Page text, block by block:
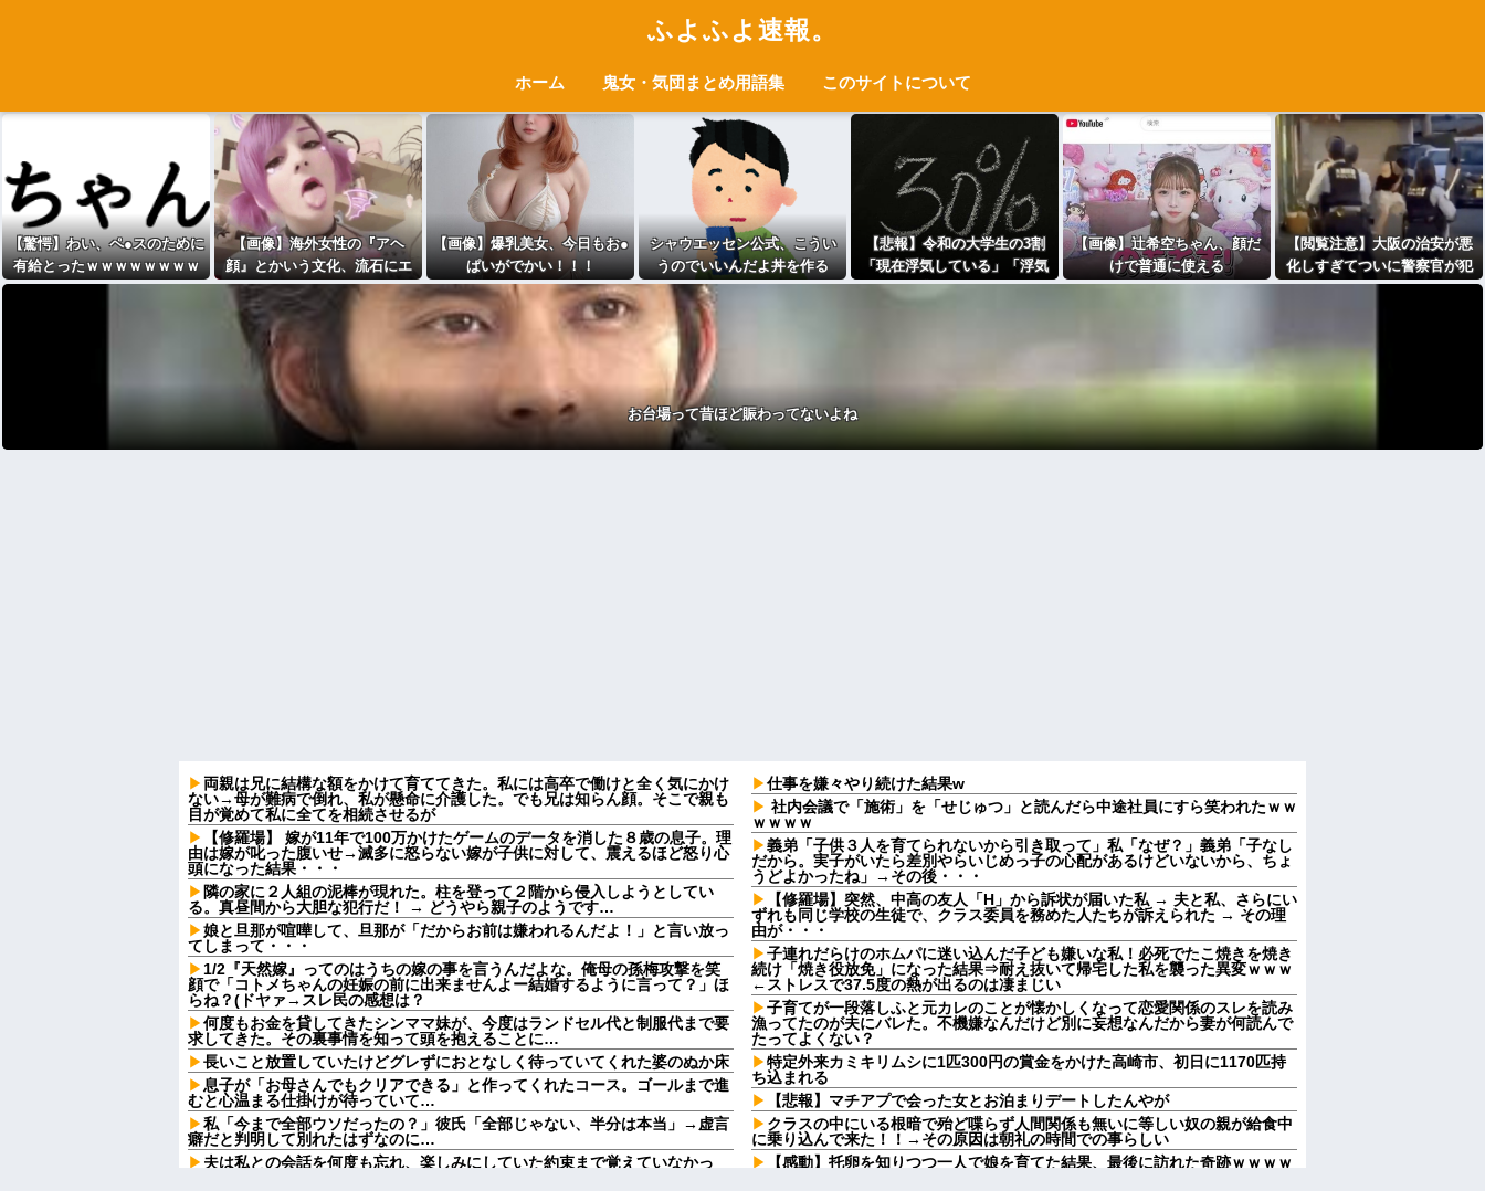
ふよふよ速報。
ホーム 鬼女・気団まとめ用語集 このサイトについて
【驚愕】わい、ペ●スのために
有給とったｗｗｗｗｗｗｗｗ
ｗｗｗwwww
【画像】海外女性の『アヘ
顔』とかいう文化、流石にエ
ッチすぎるｗｗｗwｗｗｗｗｗ
ｗｗｗ
【画像】爆乳美女、今日もお●
ぱいがでかい！！！
シャウエッセン公式、こうい
うのでいいんだよ丼を作る
【悲報】令和の大学生の3割
「現在浮気している」「浮気
は当たり前ｗ」
【画像】辻希空ちゃん、顔だ
けで普通に使える
【閲覧注意】大阪の治安が悪
化しすぎてついに警察官が犯
人を銃殺。いよいよアメリカ
お台場って昔ほど賑わってないよね
両親は兄に結構な額をかけて育ててきた。私には高卒で働けと全く気にかけ
ない→母が難病で倒れ、私が懸命に介護した。でも兄は知らん顔。そこで親も
目が覚めて私に全てを相続させるが
【修羅場】 嫁が11年で100万かけたゲームのデータを消した８歳の息子。理
由は嫁が叱った腹いせ→滅多に怒らない嫁が子供に対して、震えるほど怒り心
頭になった結果・・・
隣の家に２人組の泥棒が現れた。柱を登って２階から侵入しようとしてい
る。真昼間から大胆な犯行だ！ → どうやら親子のようです…
娘と旦那が喧嘩して、旦那が「だからお前は嫌われるんだよ！」と言い放っ
てしまって・・・
1/2『天然嫁』ってのはうちの嫁の事を言うんだよな。俺母の孫梅攻撃を笑
顔で「コトメちゃんの妊娠の前に出来ませんよー結婚するように言って？」ほ
らね？(ドヤァ→スレ民の感想は？
何度もお金を貸してきたシンママ妹が、今度はランドセル代と制服代まで要
求してきた。その裏事情を知って頭を抱えることに…
長いこと放置していたけどグレずにおとなしく待っていてくれた婆のぬか床
息子が「お母さんでもクリアできる」と作ってくれたコース。ゴールまで進
むと心温まる仕掛けが待っていて…
私「今まで全部ウソだったの？」彼氏「全部じゃない、半分は本当」→虚言
癖だと判明して別れたはずなのに…
夫は私との会話を何度も忘れ、楽しみにしていた約束まで覚えていなかっ
仕事を嫌々やり続けた結果w
社内会議で「施術」を「せじゅつ」と読んだら中途社員にすら笑われたｗｗ
ｗｗｗｗ
義弟「子供３人を育てられないから引き取って」私「なぜ？」義弟「子なし
だから。実子がいたら差別やらいじめっ子の心配があるけどいないから、ちょ
うどよかったね」→その後・・・
【修羅場】突然、中高の友人「H」から訴状が届いた私 → 夫と私、さらにい
ずれも同じ学校の生徒で、クラス委員を務めた人たちが訴えられた → その理
由が・・・
子連れだらけのホムパに迷い込んだ子ども嫌いな私！必死でたこ焼きを焼き
続け「焼き役放免」になった結果⇒耐え抜いて帰宅した私を襲った異変ｗｗｗ
←ストレスで37.5度の熱が出るのは凄まじい
子育てが一段落しふと元カレのことが懐かしくなって恋愛関係のスレを読み
漁ってたのが夫にバレた。不機嫌なんだけど別に妄想なんだから妻が何読んで
たってよくない？
特定外来カミキリムシに1匹300円の賞金をかけた高崎市、初日に1170匹持
ち込まれる
【悲報】マチアプで会った女とお泊まりデートしたんやが
クラスの中にいる根暗で殆ど喋らず人間関係も無いに等しい奴の親が給食中
に乗り込んで来た！！→その原因は朝礼の時間での事らしい
【感動】托卵を知りつつ一人で娘を育てた結果、最後に訪れた奇跡ｗｗｗｗ